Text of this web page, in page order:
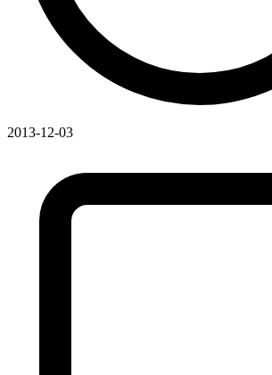
2013-12-03